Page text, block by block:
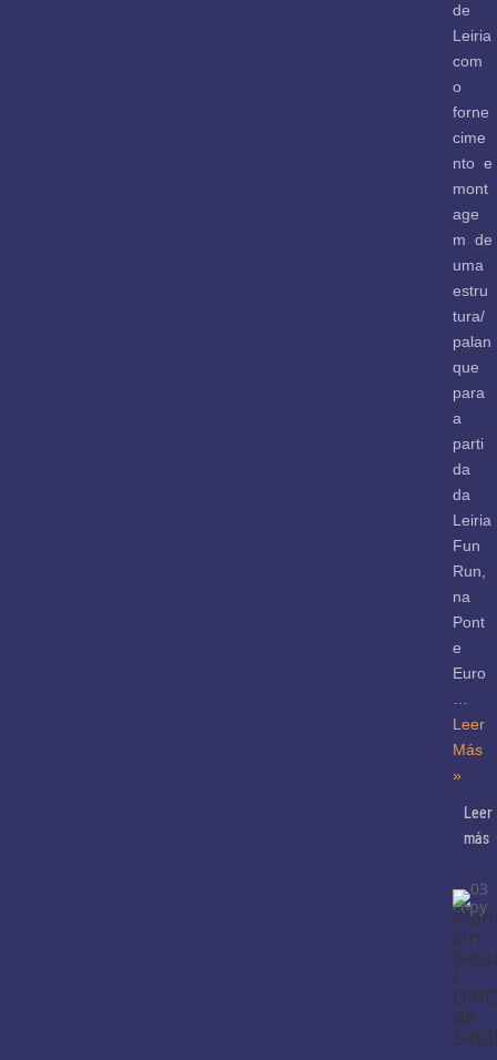
de
Leiria
com
o
forne
cime
nto e
mont
age
m de
uma
estru
tura/
palan
que
para
a
parti
da
da
Leiria
Fun
Run,
na
Pont
e
Euro
Leer
Más
»
Leer
más
sin
/
de